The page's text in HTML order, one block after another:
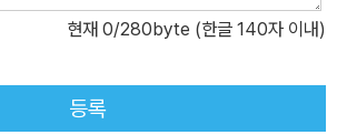
현재 0/280byte (한글 140자 이내)
등록